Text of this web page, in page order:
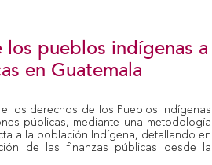
pueblos indígenas a
en Guatemala
los derechos de los Pueblos Indígenas
públicas, mediante una metodología
a la población Indígena, detallando en
de las finanzas públicas desde la